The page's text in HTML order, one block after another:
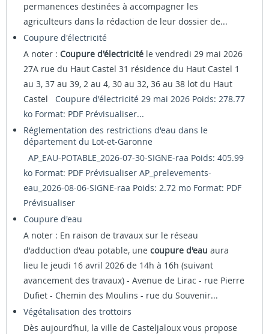
permanences destinées à accompagner les
agriculteurs dans la rédaction de leur dossier de...
Coupure d'électricité
A noter : Coupure d'électricité le vendredi 29 mai 2026
27A rue du Haut Castel 31 résidence du Haut Castel 1
au 3, 37 au 39, 2 au 4, 30 au 32, 36 au 38 lot du Haut
Castel Coupure d'électricité 29 mai 2026 Poids: 278.77
ko Format: PDF Prévisualiser...
Réglementation des restrictions d'eau dans le
département du Lot-et-Garonne
AP_EAU-POTABLE_2026-07-30-SIGNE-raa Poids: 405.99
ko Format: PDF Prévisualiser AP_prelevements-
eau_2026-08-06-SIGNE-raa Poids: 2.72 mo Format: PDF
Prévisualiser
Coupure d'eau
A noter : En raison de travaux sur le réseau
d'adduction d'eau potable, une coupure d'eau aura
lieu le jeudi 16 avril 2026 de 14h à 16h (suivant
avancement des travaux) - Avenue de Lirac - rue Pierre
Dufiet - Chemin des Moulins - rue du Souvenir...
Végétalisation des trottoirs
Dès aujourd’hui, la ville de Casteljaloux vous propose